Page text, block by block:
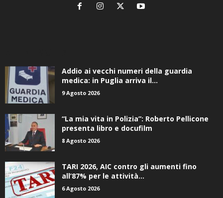
Addio ai vecchi numeri della guardia
medica: in Puglia arriva il...
9 Agosto 2026
“La mia vita in Polizia”: Roberto Pellicone
presenta libro e docufilm
8 Agosto 2026
TARI 2026, AIC contro gli aumenti fino
all’87% per le attività...
6 Agosto 2026